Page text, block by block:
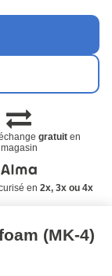
gratuit en
magasin
en 2x, 3x ou 4x
(MK-4)